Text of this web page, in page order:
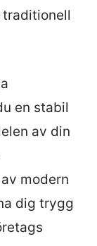
traditionell
en stabil
av din
modern
dig trygg